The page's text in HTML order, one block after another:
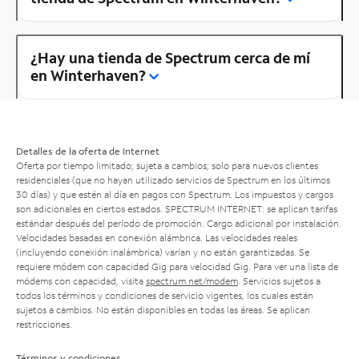
¿Hay una tienda de Spectrum cerca de mí
en Winterhaven?
Detalles de la oferta de Internet
Oferta por tiempo limitado; sujeta a cambios; solo para nuevos clientes
residenciales (que no hayan utilizado servicios de Spectrum en los últimos
30 días) y que estén al día en pagos con Spectrum. Los impuestos y cargos
son adicionales en ciertos estados. SPECTRUM INTERNET: se aplican tarifas
estándar después del período de promoción. Cargo adicional por instalación.
Velocidades basadas en conexión alámbrica. Las velocidades reales
(incluyendo conexión inalámbrica) varían y no están garantizadas. Se
requiere módem con capacidad Gig para velocidad Gig. Para ver una lista de
módems con capacidad, visita spectrum.net/modem . Servicios sujetos a
todos los términos y condiciones de servicio vigentes, los cuales están
sujetos a cambios. No están disponibles en todas las áreas. Se aplican
restricciones.